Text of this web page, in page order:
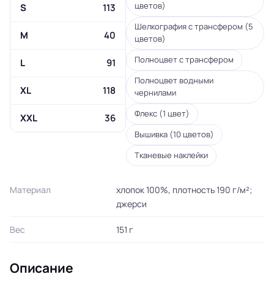
S 113
M 40
L 91
XL 118
XXL 36
цветов)
Шелкография с трансфером (5
цветов)
Полноцвет с трансфером
Полноцвет водными
чернилами
Флекс (1 цвет)
Вышивка (10 цветов)
Тканевые наклейки
Материал
хлопок 100%, плотность 190 г/м²;
джерси
Вес 151 г
Описание